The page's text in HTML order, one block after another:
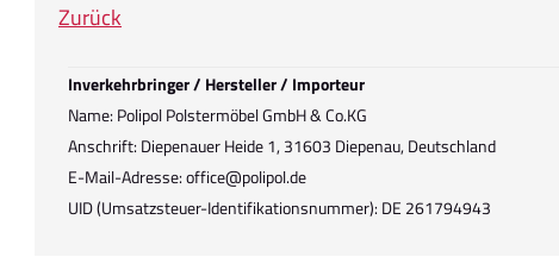
Zurück
Inverkehrbringer / Hersteller / Importeur
Name: Polipol Polstermöbel GmbH & Co.KG
Anschrift: Diepenauer Heide 1, 31603 Diepenau, Deutschland
E-Mail-Adresse: office@polipol.de
UID (Umsatzsteuer-Identifikationsnummer): DE 261794943